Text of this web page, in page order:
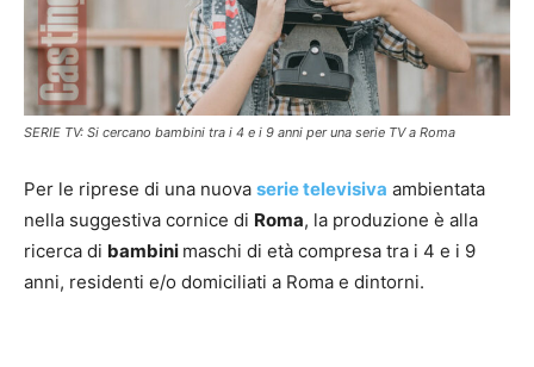
SERIE TV: Si cercano bambini tra i 4 e i 9 anni per una serie TV a Roma
Per le riprese di una nuova serie televisiva ambientata
nella suggestiva cornice di Roma, la produzione è alla
ricerca di bambini maschi di età compresa tra i 4 e i 9
anni, residenti e/o domiciliati a Roma e dintorni.